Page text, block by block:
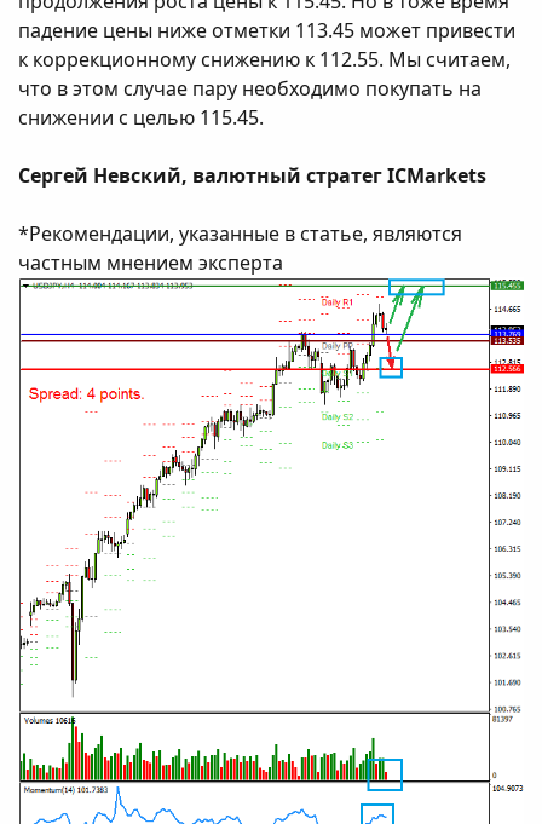
падение цены ниже отметки 113.45 может привести
к коррекционному снижению к 112.55. Мы считаем,
что в этом случае пару необходимо покупать на
снижении с целью 115.45.
Сергей Невский, валютный стратег ICMarkets
*Рекомендации, указанные в статье, являются
частным мнением эксперта